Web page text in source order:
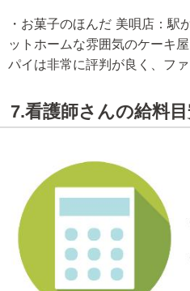
・お菓子のほんだ 美唄店：駅
ットホームな雰囲気のケーキ
パイは非常に評判が良く、ファ
7.看護師さんの給料